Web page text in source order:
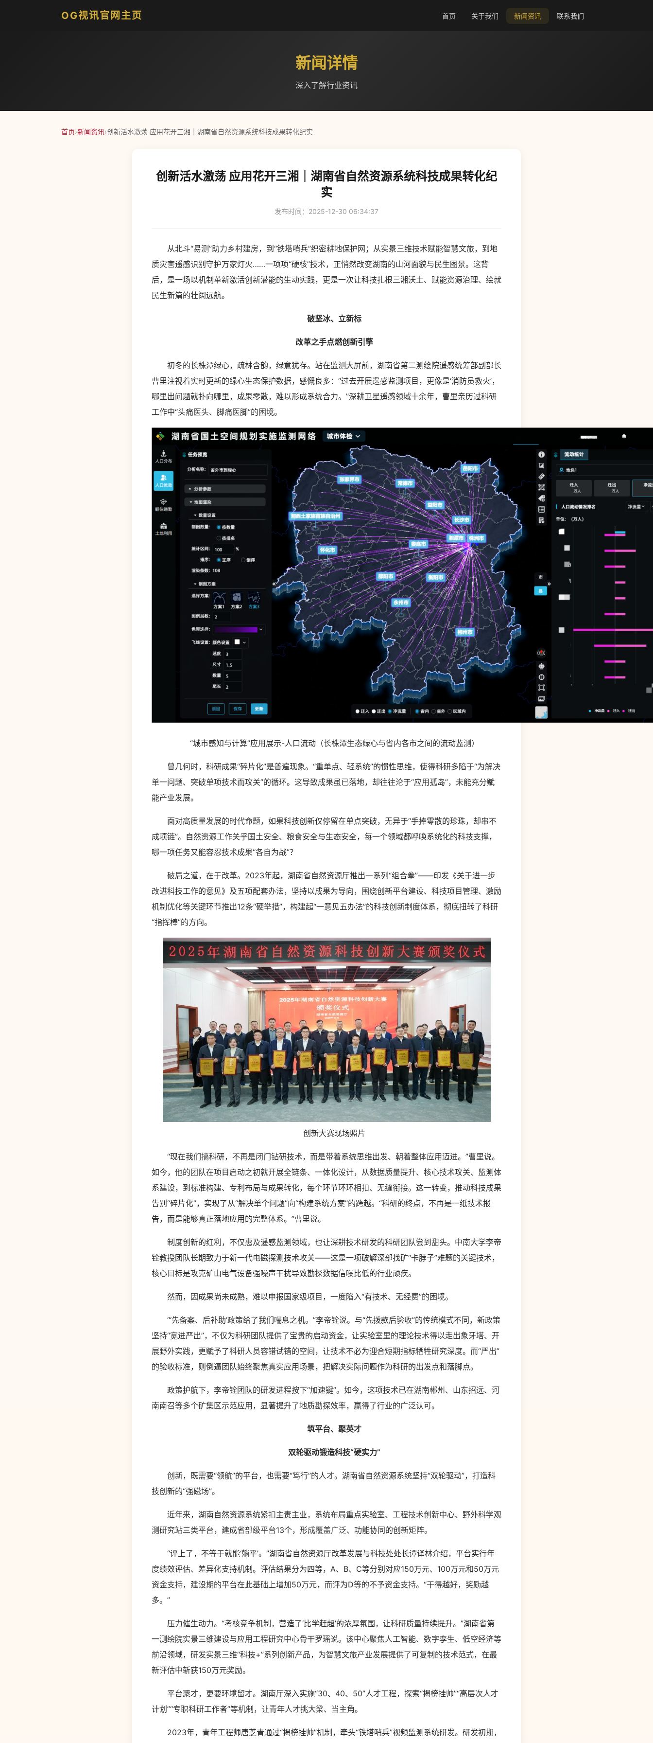
OG视讯官网主页 首页 关于我们 新闻资讯 联系我们
新闻详情
深入了解行业资讯
首页›新闻资讯›创新活水激荡 应用花开三湘｜湖南省自然资源系统科技成果转化纪实
创新活水激荡 应用花开三湘｜湖南省自然资源系统科技成果转化纪
实
发布时间：2025-12-30 06:34:37
从北斗“易测”助力乡村建房，到“铁塔哨兵”织密耕地保护网；从实景三维技术赋能智慧文旅，到地
质灾害遥感识别守护万家灯火……一项项“硬核”技术，正悄然改变湖南的山河面貌与民生图景。这背
后，是一场以机制革新激活创新潜能的生动实践，更是一次让科技扎根三湘沃土、赋能资源治理、绘就
民生新篇的壮阔远航。
破坚冰、立新标
改革之手点燃创新引擎
初冬的长株潭绿心，疏林含韵，绿意犹存。站在监测大屏前，湖南省第二测绘院遥感统筹部副部长
曹里注视着实时更新的绿心生态保护数据，感慨良多：“过去开展遥感监测项目，更像是‘消防员救火’，
哪里出问题就扑向哪里，成果零散，难以形成系统合力。”深耕卫星遥感领域十余年，曹里亲历过科研
工作中“头痛医头、脚痛医脚”的困境。
“城市感知与计算”应用展示-人口流动（长株潭生态绿心与省内各市之间的流动监测）
曾几何时，科研成果“碎片化”是普遍现象。“重单点、轻系统”的惯性思维，使得科研多陷于“为解决
单一问题、突破单项技术而攻关”的循环。这导致成果虽已落地，却往往沦于“应用孤岛”，未能充分赋
能产业发展。
面对高质量发展的时代命题，如果科技创新仅停留在单点突破，无异于“手捧零散的珍珠，却串不
成项链”。自然资源工作关乎国土安全、粮食安全与生态安全，每一个领域都呼唤系统化的科技支撑，
哪一项任务又能容忍技术成果“各自为战”？
破局之道，在于改革。2023年起，湖南省自然资源厅推出一系列“组合拳”——印发《关于进一步
改进科技工作的意见》及五项配套办法，坚持以成果为导向，围绕创新平台建设、科技项目管理、激励
机制优化等关键环节推出12条“硬举措”，构建起“一意见五办法”的科技创新制度体系，彻底扭转了科研
“指挥棒”的方向。
创新大赛现场照片
“现在我们搞科研，不再是闭门钻研技术，而是带着系统思维出发、朝着整体应用迈进。”曹里说。
如今，他的团队在项目启动之初就开展全链条、一体化设计，从数据质量提升、核心技术攻关、监测体
系建设，到标准构建、专利布局与成果转化，每个环节环环相扣、无缝衔接。这一转变，推动科技成果
告别“碎片化”，实现了从“解决单个问题”向“构建系统方案”的跨越。“科研的终点，不再是一纸技术报
告，而是能够真正落地应用的完整体系。”曹里说。
制度创新的红利，不仅惠及遥感监测领域，也让深耕技术研发的科研团队尝到甜头。中南大学李帝
铨教授团队长期致力于新一代电磁探测技术攻关——这是一项破解深部找矿“卡脖子”难题的关键技术，
核心目标是攻克矿山电气设备强噪声干扰导致勘探数据信噪比低的行业顽疾。
然而，因成果尚未成熟，难以申报国家级项目，一度陷入“有技术、无经费”的困境。
“‘先备案、后补助’政策给了我们喘息之机。”李帝铨说。与“先拨款后验收”的传统模式不同，新政策
坚持“宽进严出”，不仅为科研团队提供了宝贵的启动资金，让实验室里的理论技术得以走出象牙塔、开
展野外实践，更赋予了科研人员容错试错的空间，让技术不必为迎合短期指标牺牲研究深度。而“严出”
的验收标准，则倒逼团队始终聚焦真实应用场景，把解决实际问题作为科研的出发点和落脚点。
政策护航下，李帝铨团队的研发进程按下“加速键”。如今，这项技术已在湖南郴州、山东招远、河
南南召等多个矿集区示范应用，显著提升了地质勘探效率，赢得了行业的广泛认可。
筑平台、聚英才
双轮驱动锻造科技“硬实力”
创新，既需要“领航”的平台，也需要“笃行”的人才。湖南省自然资源系统坚持“双轮驱动”，打造科
技创新的“强磁场”。
近年来，湖南自然资源系统紧扣主责主业，系统布局重点实验室、工程技术创新中心、野外科学观
测研究站三类平台，建成省部级平台13个，形成覆盖广泛、功能协同的创新矩阵。
“评上了，不等于就能‘躺平’。”湖南省自然资源厅改革发展与科技处处长谭译林介绍，平台实行年
度绩效评估、差异化支持机制。评估结果分为四等，A、B、C等分别对应150万元、100万元和50万元
资金支持，建设期的平台在此基础上增加50万元，而评为D等的不予资金支持。“干得越好，奖励越
多。”
压力催生动力。“考核竞争机制，营造了‘比学赶超’的浓厚氛围，让科研质量持续提升。”湖南省第
一测绘院实景三维建设与应用工程研究中心骨干罗瑶说。该中心聚焦人工智能、数字孪生、低空经济等
前沿领域，研发实景三维“科技+”系列创新产品，为智慧文旅产业发展提供了可复制的技术范式，在最
新评估中斩获150万元奖励。
平台聚才，更要环境留才。湖南厅深入实施“30、40、50”人才工程，探索“揭榜挂帅”“高层次人才
计划”“专职科研工作者”等机制，让青年人才挑大梁、当主角。
2023年，青年工程师唐芝青通过“揭榜挂帅”机制，牵头“铁塔哨兵”视频监测系统研发。研发初期，